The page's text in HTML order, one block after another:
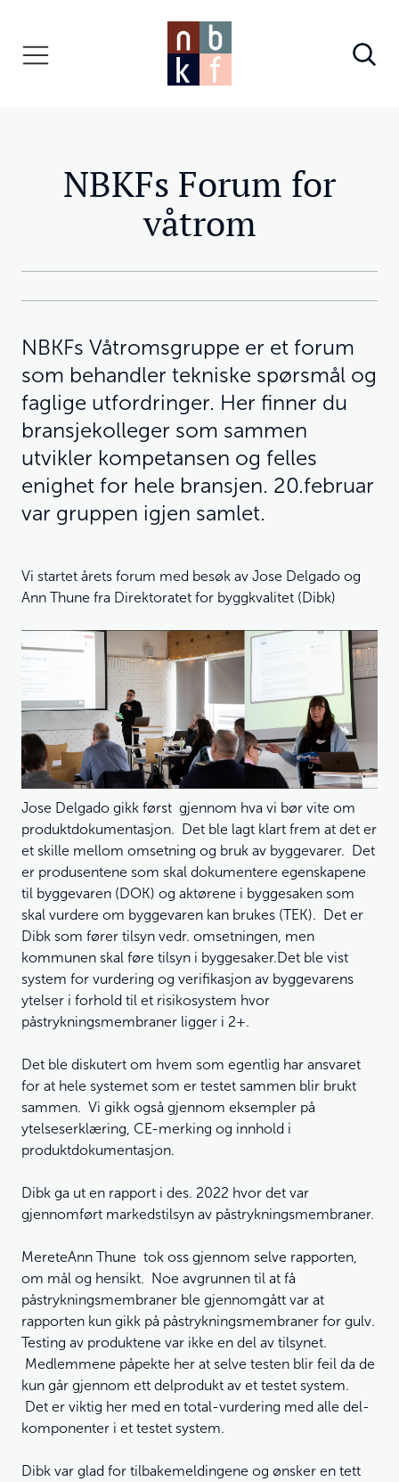
NBKFs Forum for
våtrom
NBKFs Våtromsgruppe er et forum
som behandler tekniske spørsmål og
faglige utfordringer. Her finner du
bransjekolleger som sammen
utvikler kompetansen og felles
enighet for hele bransjen. 20.februar
var gruppen igjen samlet.
Vi startet årets forum med besøk av Jose Delgado og
Ann Thune fra Direktoratet for byggkvalitet (Dibk)
Jose Delgado gikk først gjennom hva vi bør vite om
produktdokumentasjon. Det ble lagt klart frem at det er
et skille mellom omsetning og bruk av byggevarer. Det
er produsentene som skal dokumentere egenskapene
til byggevaren (DOK) og aktørene i byggesaken som
skal vurdere om byggevaren kan brukes (TEK). Det er
Dibk som fører tilsyn vedr. omsetningen, men
kommunen skal føre tilsyn i byggesaker.Det ble vist
system for vurdering og verifikasjon av byggevarens
ytelser i forhold til et risikosystem hvor
påstrykningsmembraner ligger i 2+.
Det ble diskutert om hvem som egentlig har ansvaret
for at hele systemet som er testet sammen blir brukt
sammen. Vi gikk også gjennom eksempler på
ytelseserklæring, CE-merking og innhold i
produktdokumentasjon.
Dibk ga ut en rapport i des. 2022 hvor det var
gjennomført markedstilsyn av påstrykningsmembraner.
MereteAnn Thune tok oss gjennom selve rapporten,
om mål og hensikt. Noe avgrunnen til at få
påstrykningsmembraner ble gjennomgått var at
rapporten kun gikk på påstrykningsmembraner for gulv.
Testing av produktene var ikke en del av tilsynet.
Medlemmene påpekte her at selve testen blir feil da de
kun går gjennom ett delprodukt av et testet system.
Det er viktig her med en total-vurdering med alle del-
komponenter i et testet system.
Dibk var glad for tilbakemeldingene og ønsker en tett